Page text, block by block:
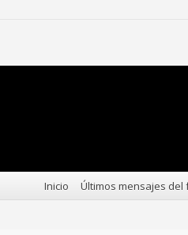
Inicio Últimos mensajes del